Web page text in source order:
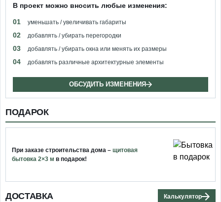
В проект можно вносить любые изменения:
01 уменьшать / увеличивать габариты
02 добавлять / убирать перегородки
03 добавлять / убирать окна или менять их размеры
04 добавлять различные архитектурные элементы
ОБСУДИТЬ ИЗМЕНЕНИЯ
ПОДАРОК
При заказе строительства дома – щитовая
бытовка 2×3 м в подарок!
ДОСТАВКА Калькулятор